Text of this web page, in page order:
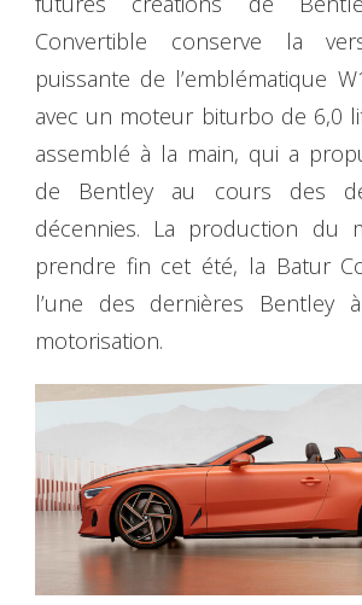
Convertible conserve la
puissante de l’emblématique
avec un moteur biturbo de 6,0
assemblé à la main, qui a
de Bentley au cours des
décennies. La production du
prendre fin cet été, la Batur
l’une des dernières Bentley
motorisation.